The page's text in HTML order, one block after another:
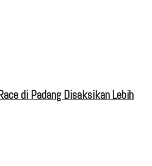
di Padang Disaksikan Lebih